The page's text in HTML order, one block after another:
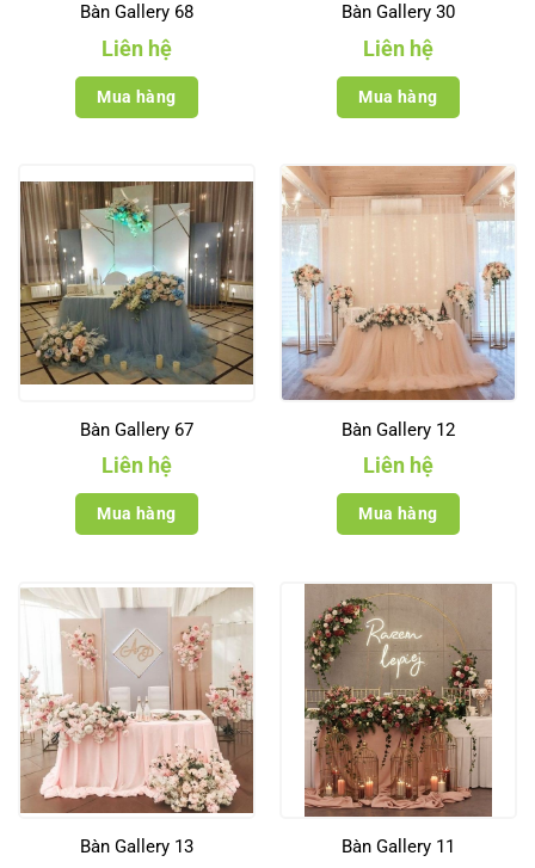
Bàn Gallery 68
Liên hệ
Mua hàng
Bàn Gallery 30
Liên hệ
Mua hàng
Bàn Gallery 67
Liên hệ
Mua hàng
Bàn Gallery 12
Liên hệ
Mua hàng
Bàn Gallery 13 Bàn Gallery 11